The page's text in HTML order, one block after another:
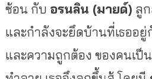
ซ้อน กับ อรนลิน (มายด์) ลู
และกำลังจะยึดบ้านที่เธออ
และความถูกต้อง ของคนเป็